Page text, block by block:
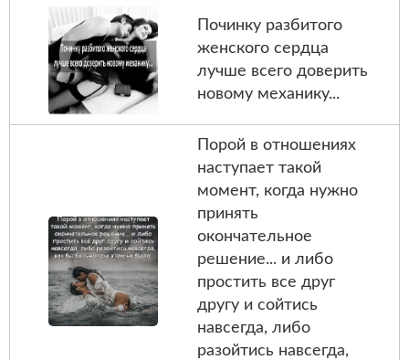
Починку разбитого
женского cердца
лyчше вcего доверить
новому механику...
Порой в отношениях
наступает такой
момент, когда нужно
принять
окончательное
решение... и либо
простить все друг
другу и сойтись
навсегда, либо
разойтись навсегда,